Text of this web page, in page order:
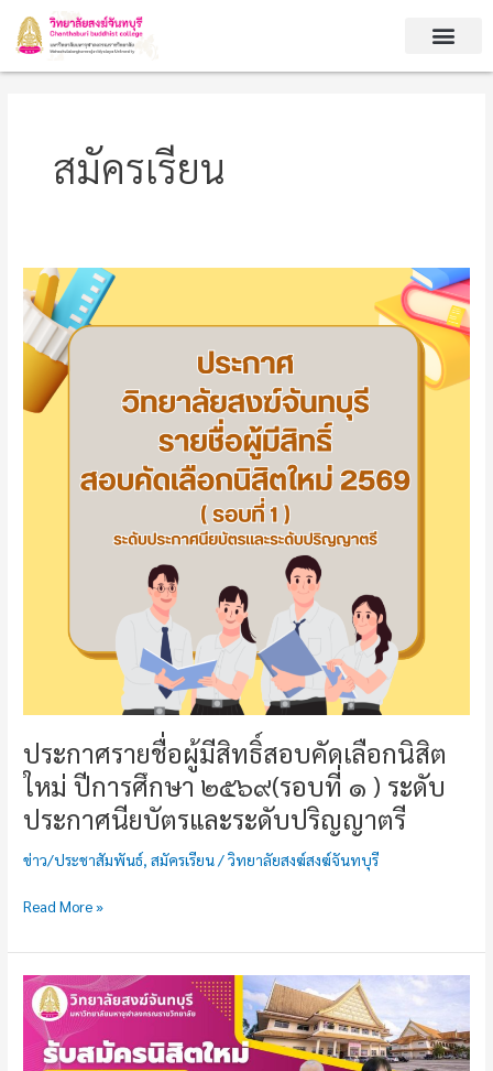
content
สมัครเรียน
ประกาศรายชื่อผู้มีสิทธิ์สอบคัดเลือกนิสิต
ใหม่ ปีการศึกษา ๒๕๖๙(รอบที่ ๑ ) ระดับ
ประกาศนียบัตรและระดับปริญญาตรี
ข่าว/ประชาสัมพันธ์,สมัครเรียน/วิทยาลัยสงฆ์สงฆ์จันทบุรี
ประกาศ
ราย
ชื่อ
ผู้
สิทธิ์
ระดับ
ประกาศนียบัตร
และ
ระดับ
ปริญญา
ตรี
Read More »
รับ
สมัคร
นิสิต
2568